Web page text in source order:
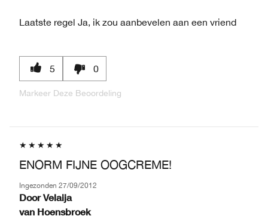
Laatste regel Ja, ik zou aanbevelen aan een vriend
5 0
Markeer Deze Beoordeling
ENORM FIJNE OOGCREME!
Ingezonden 27/09/2012
Door Velaija
van Hoensbroek